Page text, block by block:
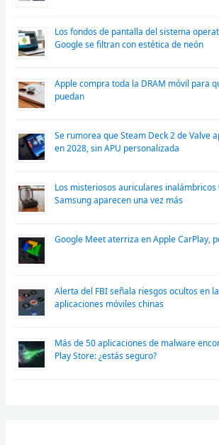
Los fondos de pantalla del sistema
Google se filtran con estética de neón
Apple compra toda la DRAM móvil para
puedan
Se rumorea que Steam Deck 2 de Valve
en 2028, sin APU personalizada
Los misteriosos auriculares
Samsung aparecen una vez más
Google Meet aterriza en Apple CarPlay,
Alerta del FBI señala riesgos ocultos en
aplicaciones móviles chinas
Más de 50 aplicaciones de malware
Play Store: ¿estás seguro?